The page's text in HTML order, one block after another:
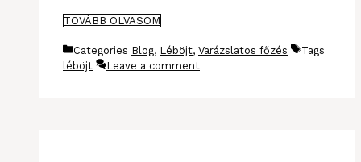
TOVÁBB OLVASOM
Categories Blog, Léböjt, Varázslatos főzés
Tags
léböjt
Leave a comment